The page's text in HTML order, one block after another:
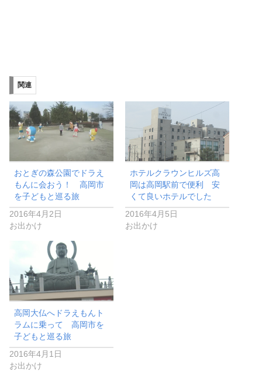
関連
おとぎの森公園でドラえ
もんに会おう！ 高岡市
を子どもと巡る旅
2016年4月2日
お出かけ
ホテルクラウンヒルズ高
岡は高岡駅前で便利 安
くて良いホテルでした
2016年4月5日
お出かけ
高岡大仏へドラえもんト
ラムに乗って 高岡市を
子どもと巡る旅
2016年4月1日
お出かけ